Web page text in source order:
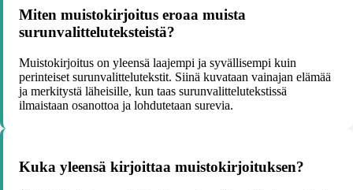
Miten muistokirjoitus eroaa muista
surunvalitteluteksteistä?
Muistokirjoitus on yleensä laajempi ja syvällisempi kuin
perinteiset surunvalittelutekstit. Siinä kuvataan vainajan elämää
ja merkitystä läheisille, kun taas surunvalittelutekstissä
ilmaistaan osanottoa ja lohdutetaan surevia.
Kuka yleensä kirjoittaa muistokirjoituksen?